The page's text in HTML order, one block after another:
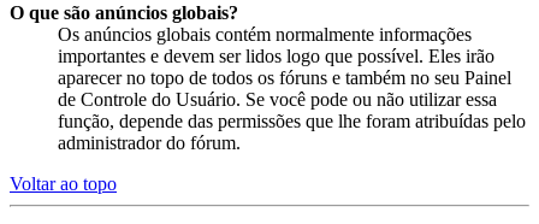
O que são anúncios globais?
Os anúncios globais contém normalmente informações
importantes e devem ser lidos logo que possível. Eles irão
aparecer no topo de todos os fóruns e também no seu Painel
de Controle do Usuário. Se você pode ou não utilizar essa
função, depende das permissões que lhe foram atribuídas pelo
administrador do fórum.
Voltar ao topo